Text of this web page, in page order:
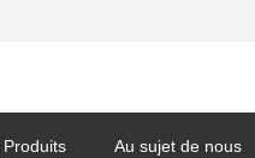
Produits Au sujet de nous